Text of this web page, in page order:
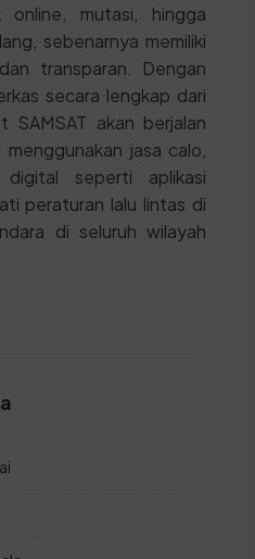
mutasi, hingga
sebenarnya memiliki
transparan. Dengan
secara lengkap dari
SAMSAT akan berjalan
jasa calo,
seperti aplikasi
peraturan lalu lintas di
di seluruh wilayah